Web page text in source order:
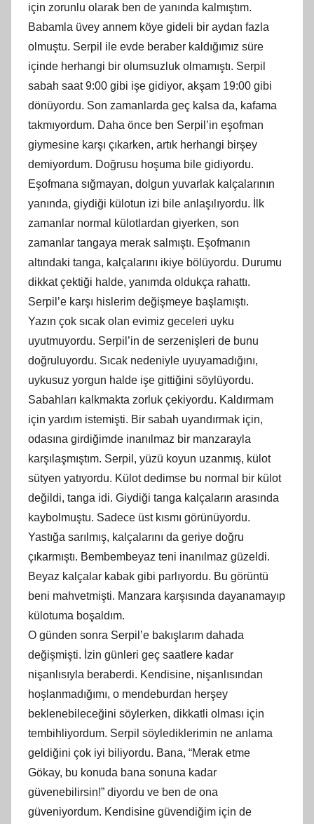
için zorunlu olarak ben de yanında kalmıştım.
Babamla üvey annem köye gideli bir aydan fazla
olmuştu. Serpil ile evde beraber kaldığımız süre
içinde herhangi bir olumsuzluk olmamıştı. Serpil
sabah saat 9:00 gibi işe gidiyor, akşam 19:00 gibi
dönüyordu. Son zamanlarda geç kalsa da, kafama
takmıyordum. Daha önce ben Serpil’in eşofman
giymesine karşı çıkarken, artık herhangi birşey
demiyordum. Doğrusu hoşuma bile gidiyordu.
Eşofmana sığmayan, dolgun yuvarlak kalçalarının
yanında, giydiği külotun izi bile anlaşılıyordu. İlk
zamanlar normal külotlardan giyerken, son
zamanlar tangaya merak salmıştı. Eşofmanın
altındaki tanga, kalçalarını ikiye bölüyordu. Durumu
dikkat çektiği halde, yanımda oldukça rahattı.
Serpil’e karşı hislerim değişmeye başlamıştı.
Yazın çok sıcak olan evimiz geceleri uyku
uyutmuyordu. Serpil’in de serzenişleri de bunu
doğruluyordu. Sıcak nedeniyle uyuyamadığını,
uykusuz yorgun halde işe gittiğini söylüyordu.
Sabahları kalkmakta zorluk çekiyordu. Kaldırmam
için yardım istemişti. Bir sabah uyandırmak için,
odasına girdiğimde inanılmaz bir manzarayla
karşılaşmıştım. Serpil, yüzü koyun uzanmış, külot
sütyen yatıyordu. Külot dedimse bu normal bir külot
değildi, tanga idi. Giydiği tanga kalçaların arasında
kaybolmuştu. Sadece üst kısmı görünüyordu.
Yastığa sarılmış, kalçalarını da geriye doğru
çıkarmıştı. Bembembeyaz teni inanılmaz güzeldi.
Beyaz kalçalar kabak gibi parlıyordu. Bu görüntü
beni mahvetmişti. Manzara karşısında dayanamayıp
külotuma boşaldım.
O günden sonra Serpil’e bakışlarım dahada
değişmişti. İzin günleri geç saatlere kadar
nişanlısıyla beraberdi. Kendisine, nişanlısından
hoşlanmadığımı, o mendeburdan herşey
beklenebileceğini söylerken, dikkatli olması için
tembihliyordum. Serpil söylediklerimin ne anlama
geldiğini çok iyi biliyordu. Bana, “Merak etme
Gökay, bu konuda bana sonuna kadar
güvenebilirsin!” diyordu ve ben de ona
güveniyordum. Kendisine güvendiğim için de